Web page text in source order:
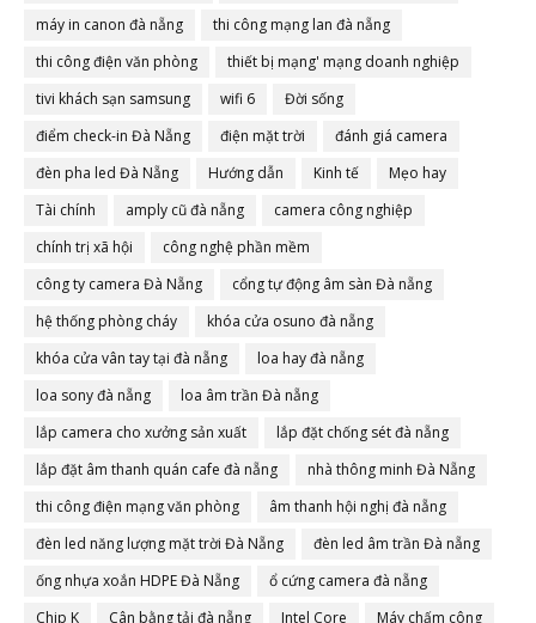
máy in canon đà nẵng
thi công mạng lan đà nẵng
thi công điện văn phòng
thiết bị mạng' mạng doanh nghiệp
tivi khách sạn samsung
wifi 6
Đời sống
điểm check-in Đà Nẵng
điện mặt trời
đánh giá camera
đèn pha led Đà Nẵng
Hướng dẫn Kinh tế
Mẹo hay
Tài chính
amply cũ đà nẵng
camera công nghiệp
chính trị xã hội
công nghệ phần mềm
công ty camera Đà Nẵng
cổng tự động âm sàn Đà nẵng
hệ thống phòng cháy
khóa cửa osuno đà nẵng
khóa cửa vân tay tại đà nẵng
loa hay đà nẵng
loa sony đà nẵng
loa âm trần Đà nẵng
lắp camera cho xưởng sản xuất
lắp đặt chống sét đà nẵng
lắp đặt âm thanh quán cafe đà nẵng
nhà thông minh Đà Nẵng
thi công điện mạng văn phòng
âm thanh hội nghị đà nẵng
đèn led năng lượng mặt trời Đà Nẵng
đèn led âm trần Đà nẵng
ống nhựa xoắn HDPE Đà Nẵng
ổ cứng camera đà nẵng
Chip K
Cân bằng tải đà nẵng Intel Core
Máy chấm công